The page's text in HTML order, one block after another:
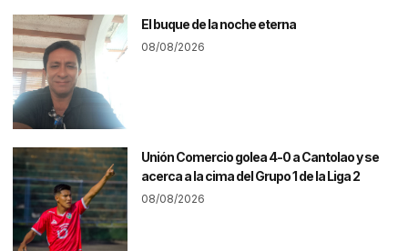
El buque de la noche eterna
08/08/2026
Unión Comercio golea 4-0 a Cantolao y se
acerca a la cima del Grupo 1 de la Liga 2
08/08/2026